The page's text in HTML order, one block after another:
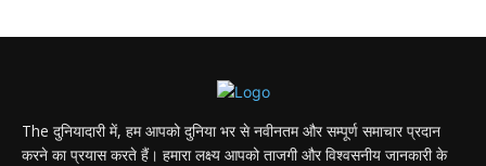
The दुनियादारी में, हम आपको दुनिया भर से नवीनतम और सम्पूर्ण समाचार प्रदान
करने का प्रयास करते हैं। हमारा लक्ष्य आपको ताजगी और विश्वसनीय जानकारी के